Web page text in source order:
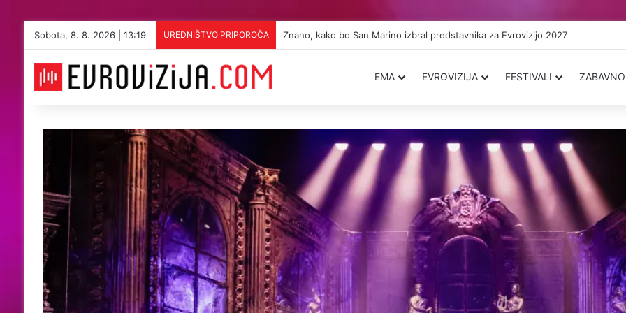
Sobota, 8. 8. 2026 | 13:19 UREDNIŠTVO PRIPOROČA Prvič v zgodovini: Svet bo lahko odločal o pesmih za Eurovision Asia 2026
EMA EVROVIZIJA FESTIVALI